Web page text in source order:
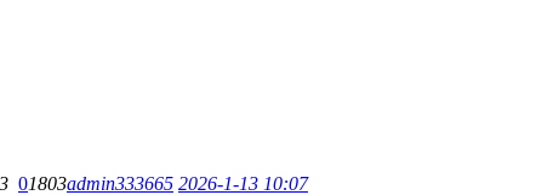
01803admin333665 2026-1-13 10:07